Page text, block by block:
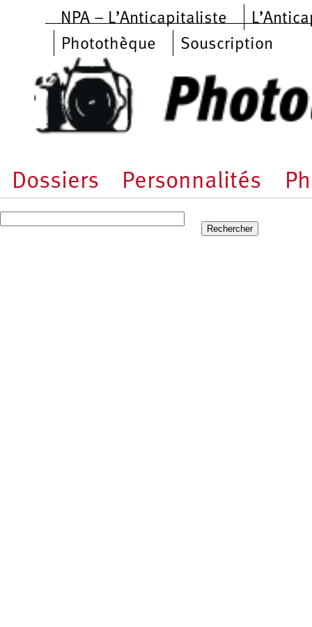
Aller au contenu principal
NPA – L’Anticapitaliste
Photothèque
Souscription
Dossiers Personnalités